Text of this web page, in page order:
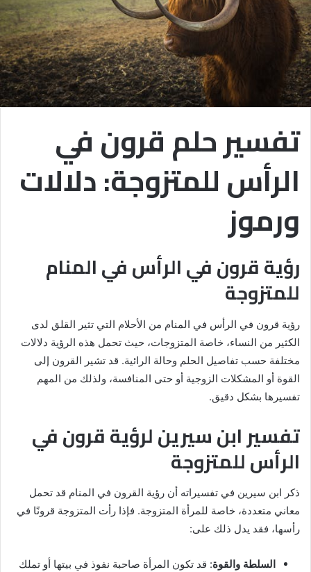
تفسير حلم قرون في
الرأس للمتزوجة: دلالات
ورموز
رؤية قرون في الرأس في المنام
للمتزوجة
رؤية قرون في الرأس في المنام من الأحلام التي تثير القلق لدى
الكثير من النساء، خاصة المتزوجات، حيث تحمل هذه الرؤية دلالات
مختلفة حسب تفاصيل الحلم وحالة الرائية. قد تشير القرون إلى
القوة أو المشكلات الزوجية أو حتى المنافسة، ولذلك من المهم
تفسيرها بشكل دقيق.
تفسير ابن سيرين لرؤية قرون في
الرأس للمتزوجة
ذكر ابن سيرين في تفسيراته أن رؤية القرون في المنام قد تحمل
معاني متعددة، خاصة للمرأة المتزوجة. فإذا رأت المتزوجة قرونًا في
رأسها، فقد يدل ذلك على:
السلطة والقوة: قد تكون المرأة صاحبة نفوذ في بيتها أو تملك